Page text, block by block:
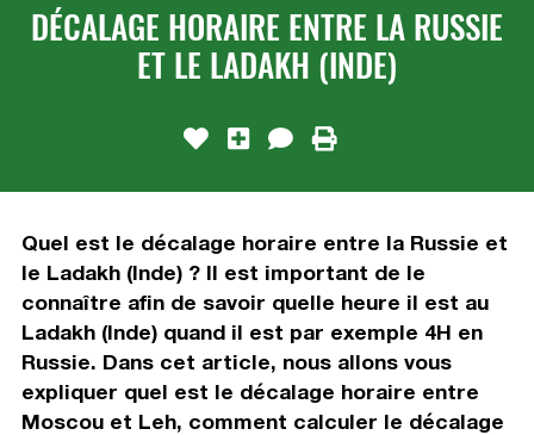
DÉCALAGE HORAIRE ENTRE LA RUSSIE
ET LE LADAKH (INDE)
Quel est le décalage horaire entre la Russie et
le Ladakh (Inde) ? Il est important de le
connaître afin de savoir quelle heure il est au
Ladakh (Inde) quand il est par exemple 4H en
Russie. Dans cet article, nous allons vous
expliquer quel est le décalage horaire entre
Moscou et Leh, comment calculer le décalage